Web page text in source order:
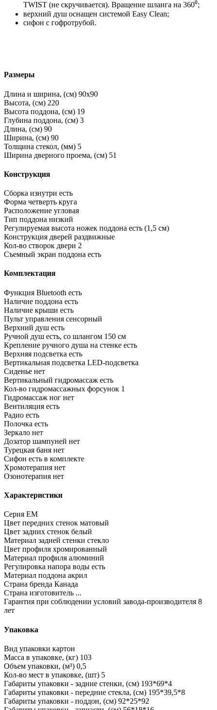
TWIST (не скручивается). Вращение шланга на 360⁰;
верхний душ оснащен системой Easy Clean;
сифон с гофротрубой.
Размеры
Длина и ширина, (см) 90x90
Высота, (см) 220
Высота поддона, (см) 19
Глубина поддона, (см) 3
Длина, (см) 90
Ширина, (см) 90
Толщина стекол, (мм) 5
Ширина дверного проема, (см) 51
Конструкция
Сборка изнутри есть
Форма четверть круга
Расположение угловая
Тип поддона низкий
Регулируемая высота ножек поддона есть (1,5 см)
Конструкция дверей раздвижные
Кол-во створок двери 2
Съемный экран поддона есть
Комплектация
Функция Bluetooth есть
Наличие поддона есть
Наличие крыши есть
Пульт управления сенсорный
Верхний душ есть
Ручной душ есть, со шлангом 150 см
Крепление ручного душа на стенке есть
Верхняя подсветка есть
Вертикальная подсветка LED-подсветка
Сиденье нет
Вертикальный гидромассаж есть
Кол-во гидромассажных форсунок 1
Гидромассаж ног нет
Вентиляция есть
Радио есть
Полочка есть
Зеркало нет
Дозатор шампуней нет
Турецкая баня нет
Сифон есть в комплекте
Хромотерапия нет
Озонотерапия нет
Характеристики
Серия EM
Цвет передних стенок матовый
Цвет задних стенок белый
Материал задней стенки стекло
Цвет профиля хромированный
Материал профиля алюминий
Регулировка напора воды есть
Материал поддона акрил
Страна бренда Канада
Страна изготовитель ...
Гарантия при соблюдении условий завода-производителя 8
лет
Упаковка
Вид упаковки картон
Масса в упаковке, (кг) 103
Объем упаковки, (м³) 0,5
Кол-во мест в упаковке, (шт) 5
Габариты упаковки - задние стенки, (см) 193*69*4
Габариты упаковки - передние стекла, (см) 195*39,5*8
Габариты упаковки - поддон, (см) 92*25*92